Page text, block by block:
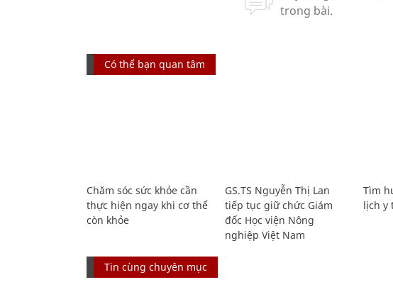
Có thể bạn quan tâm
Chăm sóc sức khỏe cần
thực hiện ngay khi cơ thể
còn khỏe
GS.TS Nguyễn Thị Lan
tiếp tục giữ chức Giám
đốc Học viện Nông
nghiệp Việt Nam
Tìm
lịch y
Tin cùng chuyên mục